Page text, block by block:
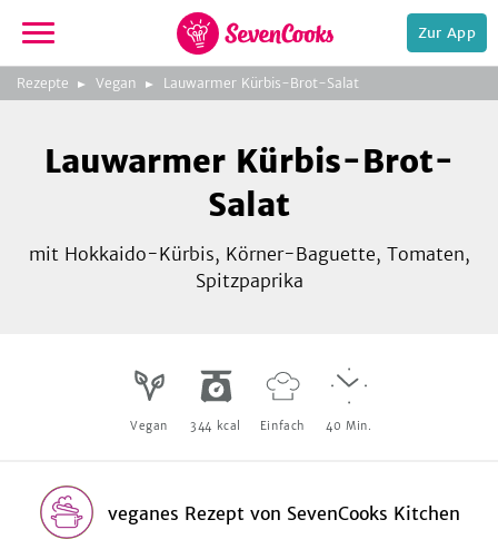
zur
Startseite
Zur App
Rezepte Vegan Lauwarmer Kürbis-Brot-Salat
zeigen
Bild
3
zeigen
Lauwarmer Kürbis-Brot-
Salat
mit Hokkaido-Kürbis, Körner-Baguette, Tomaten,
Spitzpaprika
Vegan 344 kcal Einfach 40 Min.
veganes Rezeptvon SevenCooks Kitchen